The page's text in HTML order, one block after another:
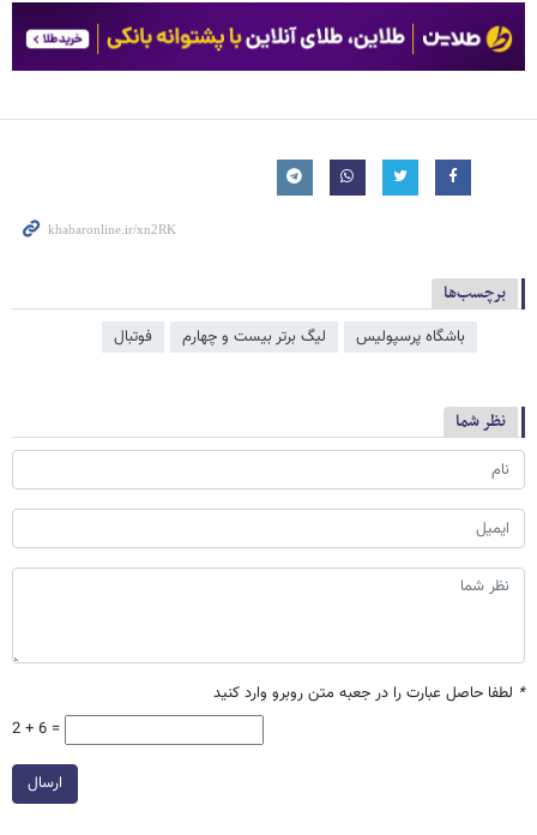
برچسب‌ها
باشگاه پرسپولیس لیگ برتر بیست و چهارم فوتبال
نظر شما
* لطفا حاصل عبارت را در جعبه متن روبرو وارد کنید
2 + 6 =
ارسال